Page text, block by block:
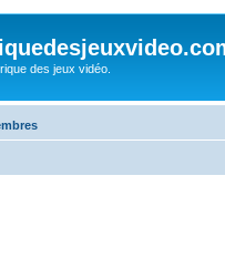
des jeux vidéo.